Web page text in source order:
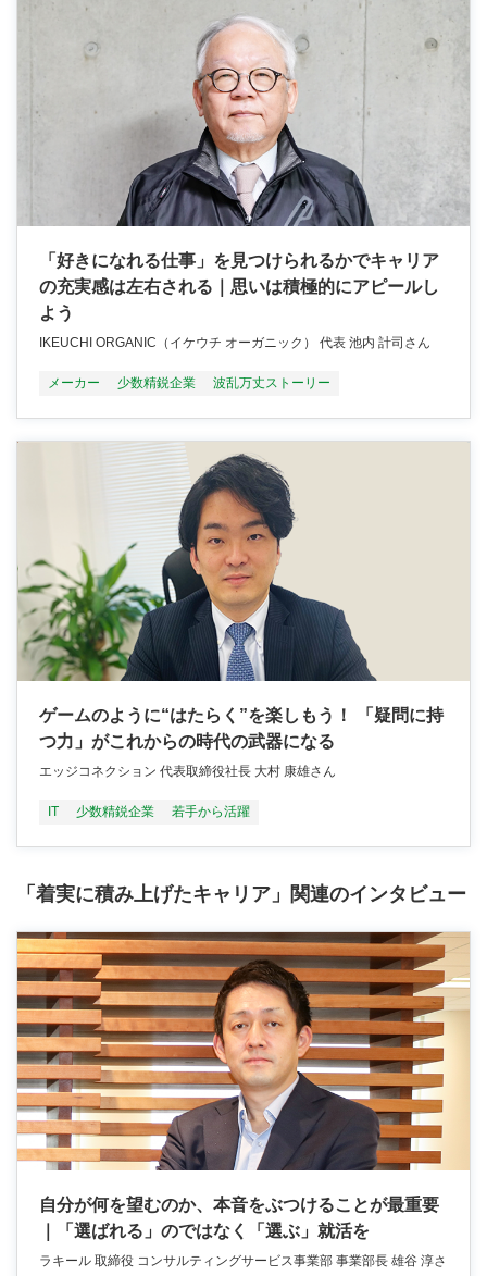
「好きになれる仕事」を見つけられるかでキャリア
の充実感は左右される｜思いは積極的にアピールし
よう
IKEUCHI ORGANIC（イケウチ オーガニック） 代表 池内 計司さん
メーカー 少数精鋭企業 波乱万丈ストーリー
ゲームのように“はたらく”を楽しもう！ 「疑問に持
つ力」がこれからの時代の武器になる
エッジコネクション 代表取締役社長 大村 康雄さん
IT 少数精鋭企業 若手から活躍
「着実に積み上げたキャリア」関連のインタビュー
自分が何を望むのか、本音をぶつけることが最重要
｜「選ばれる」のではなく「選ぶ」就活を
ラキール 取締役 コンサルティングサービス事業部 事業部長 雄谷 淳さ